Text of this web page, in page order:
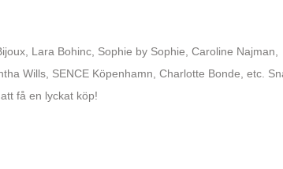
Lara Bohinc, Sophie by Sophie, Caroline Najman,
Wills, SENCE Köpenhamn, Charlotte Bonde, etc.
få en lyckat köp!